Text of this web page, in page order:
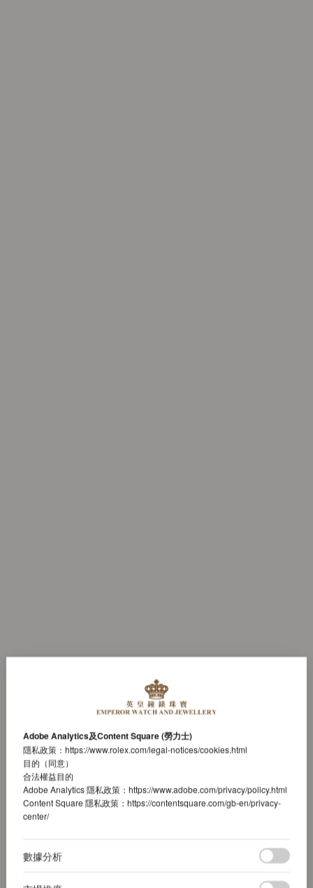
Adobe Analytics及Content Square (勞力士)
隱私政策： https://www.rolex.com/legal-notices/cookies.html
目的（同意）
合法權益目的
Adobe Analytics 隱私政策： https://www.adobe.com/privacy/policy.html
Content Square 隱私政策： https://contentsquare.com/gb-en/privacy-
center/
數據分析